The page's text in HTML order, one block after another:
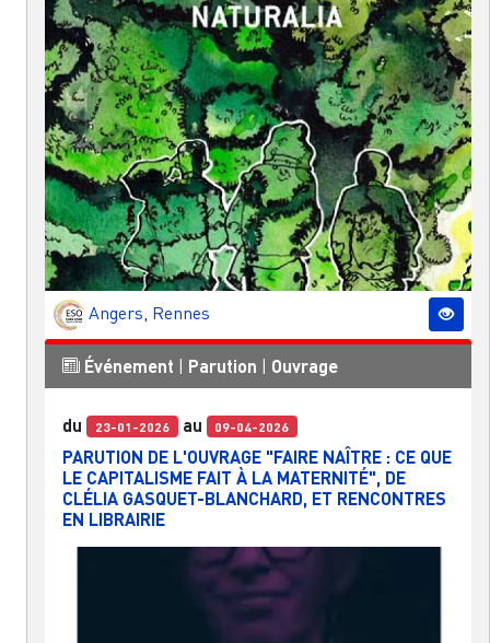
Angers Rennes
Événement | Parution | Ouvrage
du 23-01-2026 au 09-04-2026
PARUTION DE L'OUVRAGE "FAIRE NAÎTRE : CE QUE
LE CAPITALISME FAIT À LA MATERNITÉ", DE
CLÉLIA GASQUET-BLANCHARD, ET RENCONTRES
EN LIBRAIRIE